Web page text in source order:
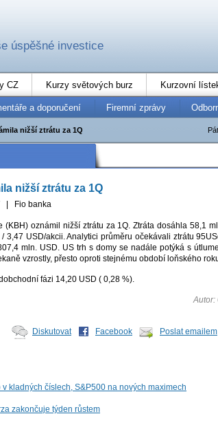
úspěšné investice
CZ Kurzy světových burz Kurzovní
a doporučení Firemní zprávy
nižší ztrátu za 1Q
nižší ztrátu za 1Q
Fio banka
(KBH) oznámil nižší ztrátu za 1Q. Ztráta dosáhla 58,1
3,47 USD/akcii. Analytici průměru očekávali ztrátu
mln. USD. US trh s domy se nadále potýká s
vzrostly, přesto oproti stejnému období loňského
fázi 14,20 USD ( 0,28 %).
Autor:
Diskutovat Facebook Poslat emailem
kladných číslech, S&P500 na nových maximech
zakončuje týden růstem